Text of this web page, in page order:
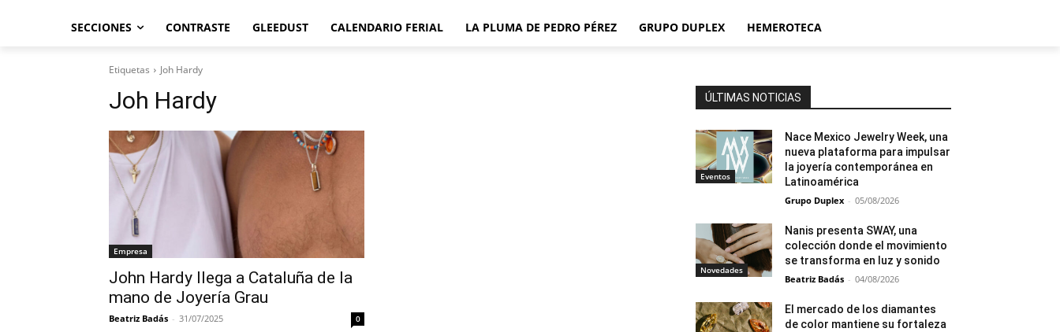
SECCIONES CONTRASTE GLEEDUST CALENDARIO FERIAL LA PLUMA DE PEDRO PÉREZ GRUPO DUPLEX HEMEROTECA
Etiquetas Joh Hardy
Joh Hardy
Empresa
John Hardy llega a Cataluña de la
mano de Joyería Grau
Beatriz Badás - 31/07/2025 0
ÚLTIMAS NOTICIAS
Eventos
Nace Mexico Jewelry Week, una
nueva plataforma para impulsar
la joyería contemporánea en
Latinoamérica
Grupo Duplex - 05/08/2026
Novedades
Nanis presenta SWAY, una
colección donde el movimiento
se transforma en luz y sonido
Beatriz Badás - 04/08/2026
El mercado de los diamantes
de color mantiene su fortaleza